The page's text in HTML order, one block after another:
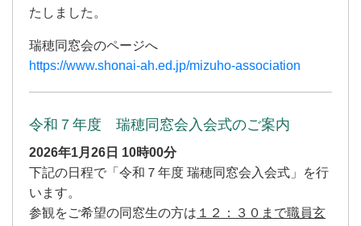
たしました。
瑞穂同窓会のページへ
https://www.shonai-ah.ed.jp/mizuho-association
令和７年度 瑞穂同窓会入会式のご案内
2026年1月26日 10時00分
下記の日程で「令和７年度 瑞穂同窓会入会式」を行
います。
参観をご希望の同窓生の方は １２：３０まで職員玄